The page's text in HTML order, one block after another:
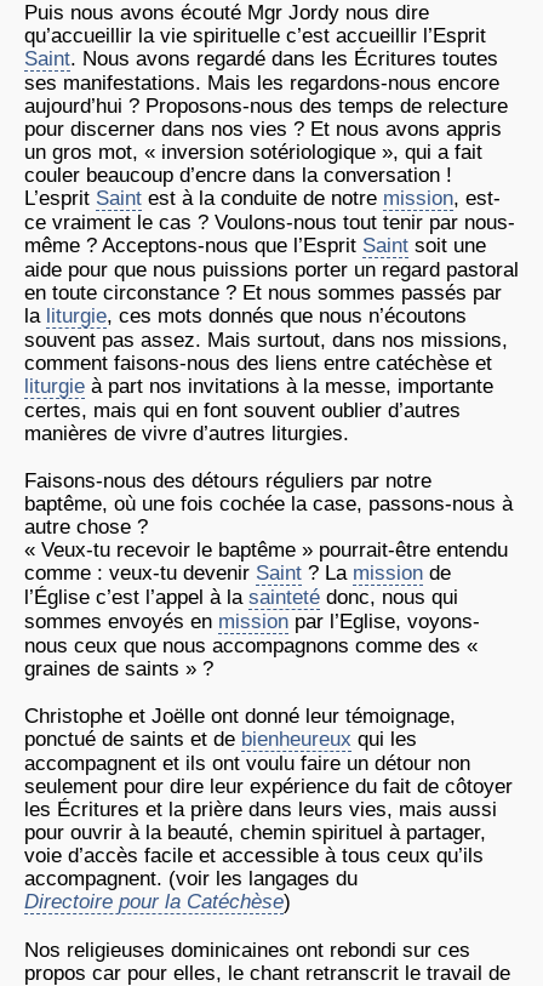
Puis nous avons écouté Mgr Jordy nous dire
qu’accueillir la vie spirituelle c’est accueillir l’Esprit
Saint. Nous avons regardé dans les Écritures toutes
ses manifestations. Mais les regardons-nous encore
aujourd’hui ? Proposons-nous des temps de relecture
pour discerner dans nos vies ? Et nous avons appris
un gros mot, « inversion sotériologique », qui a fait
couler beaucoup d’encre dans la conversation !
L’esprit Saint est à la conduite de notre mission, est-
ce vraiment le cas ? Voulons-nous tout tenir par nous-
même ? Acceptons-nous que l’Esprit Saint soit une
aide pour que nous puissions porter un regard pastoral
en toute circonstance ? Et nous sommes passés par
la liturgie, ces mots donnés que nous n’écoutons
souvent pas assez. Mais surtout, dans nos missions,
comment faisons-nous des liens entre catéchèse et
liturgie à part nos invitations à la messe, importante
certes, mais qui en font souvent oublier d’autres
manières de vivre d’autres liturgies.
Faisons-nous des détours réguliers par notre
baptême, où une fois cochée la case, passons-nous à
autre chose ?
« Veux-tu recevoir le baptême » pourrait-être entendu
comme : veux-tu devenir Saint ? La mission de
l’Église c’est l’appel à la sainteté donc, nous qui
sommes envoyés en mission par l’Eglise, voyons-
nous ceux que nous accompagnons comme des «
graines de saints » ?
Christophe et Joëlle ont donné leur témoignage,
ponctué de saints et de bienheureux qui les
accompagnent et ils ont voulu faire un détour non
seulement pour dire leur expérience du fait de côtoyer
les Écritures et la prière dans leurs vies, mais aussi
pour ouvrir à la beauté, chemin spirituel à partager,
voie d’accès facile et accessible à tous ceux qu’ils
accompagnent. (voir les langages du
Directoire pour la Catéchèse)
Nos religieuses dominicaines ont rebondi sur ces
propos car pour elles, le chant retranscrit le travail de